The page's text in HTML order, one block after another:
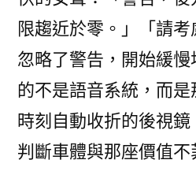
限趨近於零。」「請
忽略了警告，開始緩
的不是語音系統，而
時刻自動收折的後視
判斷車體與那座價值